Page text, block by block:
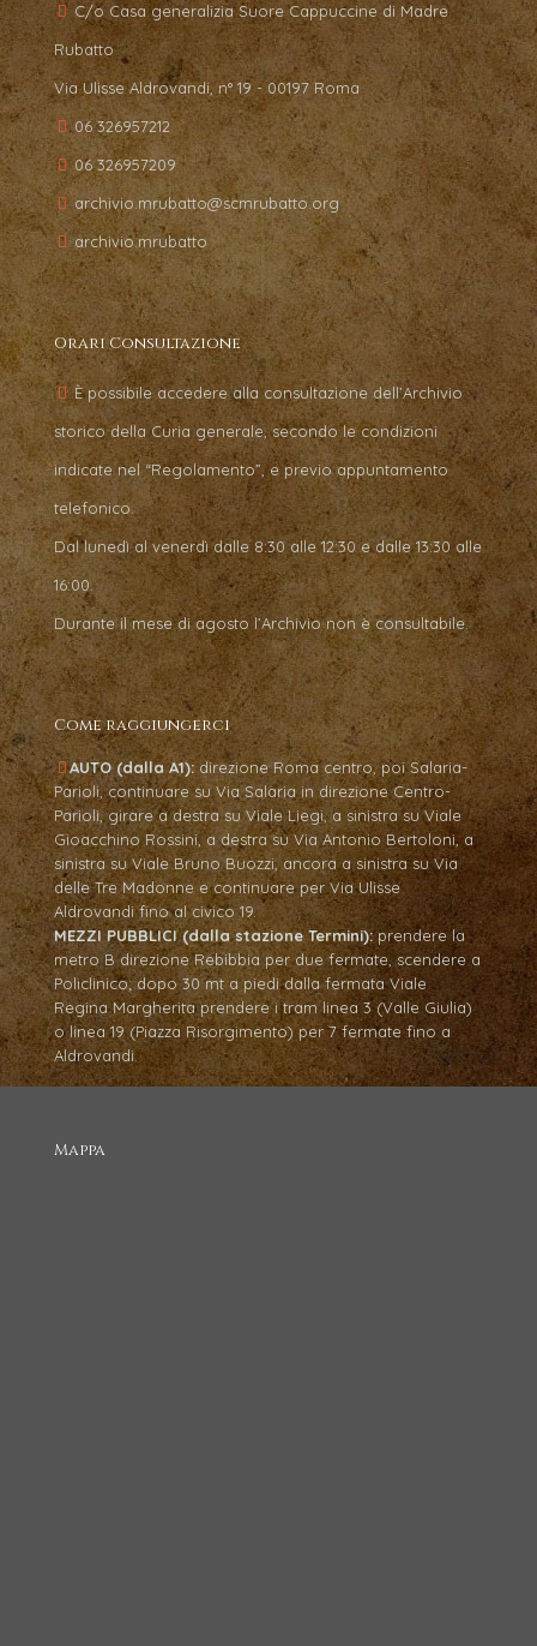
C/o Casa generalizia Suore Cappuccine di Madre
Rubatto
Via Ulisse Aldrovandi, n° 19 - 00197 Roma
06 326957212
06 326957209
archivio.mrubatto@scmrubatto.org
archivio.mrubatto
Orari Consultazione
È possibile accedere alla consultazione dell’Archivio
storico della Curia generale, secondo le condizioni
indicate nel “Regolamento”, e previo appuntamento
telefonico.
Dal lunedì al venerdì dalle 8:30 alle 12:30 e dalle 13:30 alle
16:00.
Durante il mese di agosto l’Archivio non è consultabile.
Come raggiungerci
AUTO (dalla A1): direzione Roma centro, poi Salaria-
Parioli, continuare su Via Salaria in direzione Centro-
Parioli, girare a destra su Viale Liegi, a sinistra su Viale
Gioacchino Rossini, a destra su Via Antonio Bertoloni, a
sinistra su Viale Bruno Buozzi, ancora a sinistra su Via
delle Tre Madonne e continuare per Via Ulisse
Aldrovandi fino al civico 19.
MEZZI PUBBLICI (dalla stazione Termini): prendere la
metro B direzione Rebibbia per due fermate, scendere a
Policlinico; dopo 30 mt a piedi dalla fermata Viale
Regina Margherita prendere i tram linea 3 (Valle Giulia)
o linea 19 (Piazza Risorgimento) per 7 fermate fino a
Aldrovandi.
Mappa